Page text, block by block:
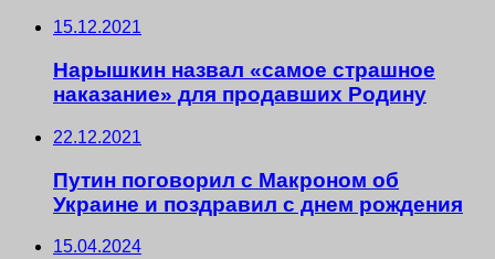
15.12.2021
Нарышкин назвал «самое страшное
наказание» для продавших Родину
22.12.2021
Путин поговорил с Макроном об
Украине и поздравил с днем рождения
15.04.2024